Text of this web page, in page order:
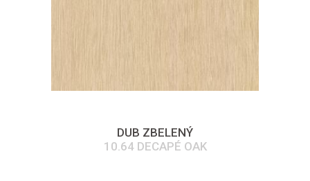
DUB ZBELENÝ
10.64 DECAPÉ OAK